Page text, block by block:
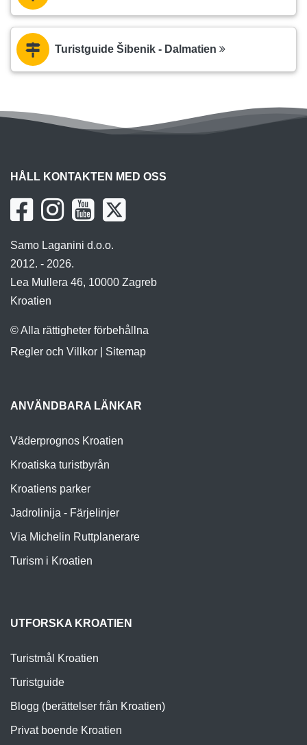
Turistguide Šibenik - Dalmatien
HÅLL KONTAKTEN MED OSS
Samo Laganini d.o.o.
2012. - 2026.
Lea Mullera 46, 10000 Zagreb
Kroatien
© Alla rättigheter förbehållna
Regler och Villkor
Sitemap
ANVÄNDBARA LÄNKAR
Väderprognos Kroatien
Kroatiska turistbyrån
Kroatiens parker
Jadrolinija - Färjelinjer
Via Michelin Ruttplanerare
Turism i Kroatien
UTFORSKA KROATIEN
Turistmål Kroatien
Turistguide
Blogg (berättelser från Kroatien)
Privat boende Kroatien